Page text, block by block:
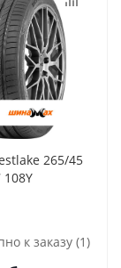
265/45
108Y
к заказу (1)